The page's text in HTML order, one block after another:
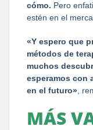
cómo. Pero
estén en el
«Y espero que
métodos de
muchos
esperamos con
en el futuro» ,
MÁS